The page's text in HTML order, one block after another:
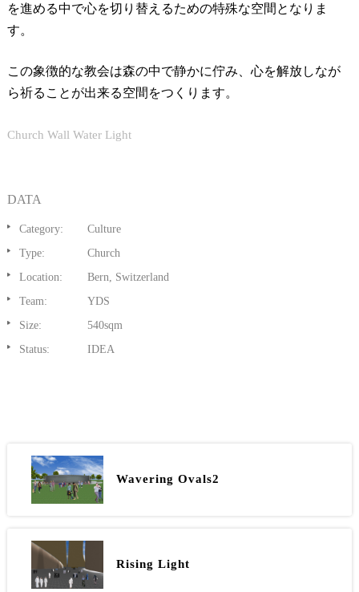
を進める中で心を切り替えるための特殊な空間となりま
す。
この象徴的な教会は森の中で静かに佇み、心を解放しなが
ら祈ることが出来る空間をつくります。
Church Wall Water Light
DATA
Category:
Culture
Type:
Church
Location:
Bern, Switzerland
Team:
YDS
Size:
540sqm
Status:
IDEA
Wavering Ovals2
Rising Light